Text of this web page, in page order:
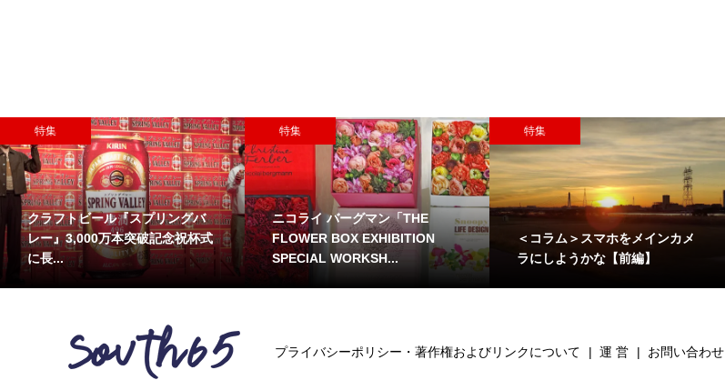
特集
クラフトビール『スプリングバ
レー』3,000万本突破記念祝杯式
に長...
特集
ニコライ バーグマン「THE
FLOWER BOX EXHIBITION
SPECIAL WORKSH...
特集
＜コラム＞スマホをメインカメ
ラにしようかな【前編】
プライバシーポリシー・著作権およびリンクについて 運 営 お問い合わせ